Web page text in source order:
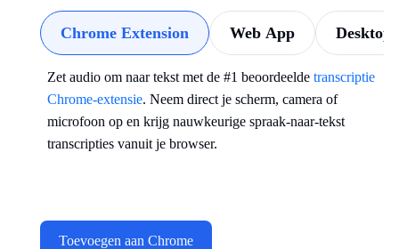
Chrome Extension Web App Desktop
Zet audio om naar tekst met de #1 beoordeelde transcriptie
Chrome-extensie. Neem direct je scherm, camera of
microfoon op en krijg nauwkeurige spraak-naar-tekst
transcripties vanuit je browser.
Toevoegen aan Chrome